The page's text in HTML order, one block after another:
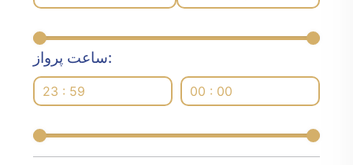
ساعت پرواز:
23 : 59 00 : 00